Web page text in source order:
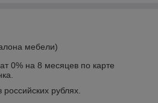
мебели)
0% на 8 месяцев по карте
рублях.